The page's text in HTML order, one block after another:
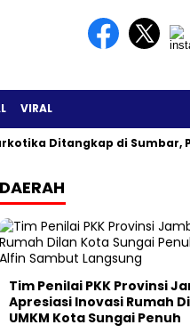
VIRAL
Ditangkap di Sumbar,
DAERAH
Tim Penilai PKK Provinsi
Apresiasi Inovasi Rumah
UMKM Kota Sungai Penuh